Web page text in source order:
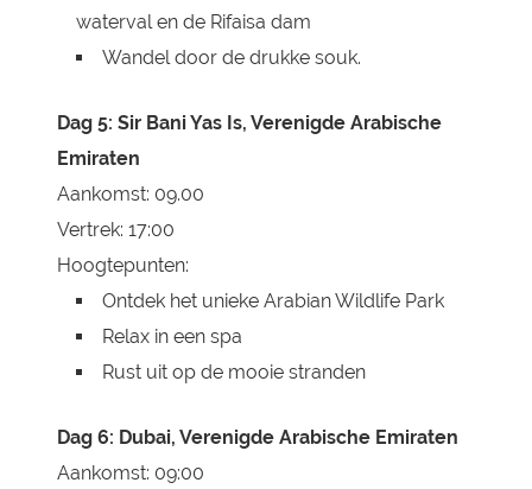
waterval en de Rifaisa dam
Wandel door de drukke souk.
Dag 5: Sir Bani Yas Is, Verenigde Arabische
Emiraten
Aankomst: 09.00
Vertrek: 17:00
Hoogtepunten:
Ontdek het unieke Arabian Wildlife Park
Relax in een spa
Rust uit op de mooie stranden
Dag 6: Dubai, Verenigde Arabische Emiraten
Aankomst: 09:00